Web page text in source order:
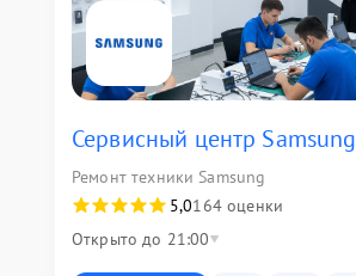
Сервисный центр Samsung
Ремонт техники Samsung
5,0164 оценки
Открыто до 21:00